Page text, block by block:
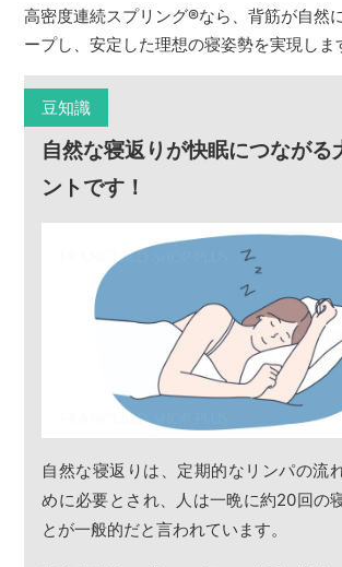
高密度連続スプリング®なら、背筋が自然
ープし、安定した理想の寝姿勢を実現しま
豆知識
自然な寝返りが快眠につながる
ントです！
自然な寝返りは、定期的なリンパの流
めに必要とされ、人は一晩に約20回の
とが一般的だと言われています。